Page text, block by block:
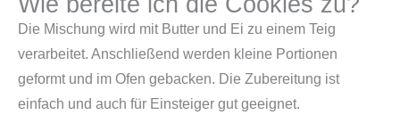
Die Mischung wird mit Butter und Ei zu einem Teig
verarbeitet. Anschließend werden kleine Portionen
geformt und im Ofen gebacken. Die Zubereitung ist
einfach und auch für Einsteiger gut geeignet.